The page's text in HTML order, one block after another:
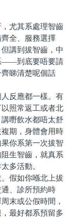
尤其系處理智齒
全、服務選擇
講到拔智齒，中
——到底要唔要請
睇清楚呢個話
反應都一樣。有
照常返工或者北
嘢飲水都唔太舒
期，身體會用時
你系第一次拔智
生智齒，就真系
多活動。
假如你喺北上拔
、診所預約時
末或公假時間，
最好都系預留多